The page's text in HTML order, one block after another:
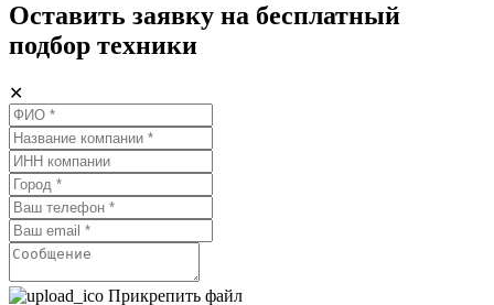
Оставить заявку на бесплатный
подбор техники
✕
Прикрепить файл